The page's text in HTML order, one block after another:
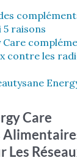
5 raisons
Care
contre les
Care
Les